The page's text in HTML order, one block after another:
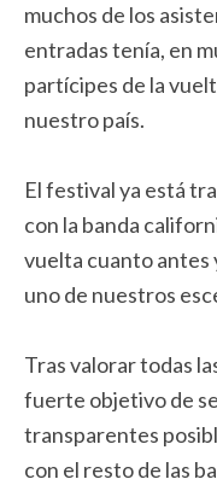
muchos de los
entradas tenía, en
partícipes de la
nuestro país.
El festival ya está
con la banda
vuelta cuanto antes
uno de nuestros
Tras valorar todas
fuerte objetivo de
transparentes
con el resto de las